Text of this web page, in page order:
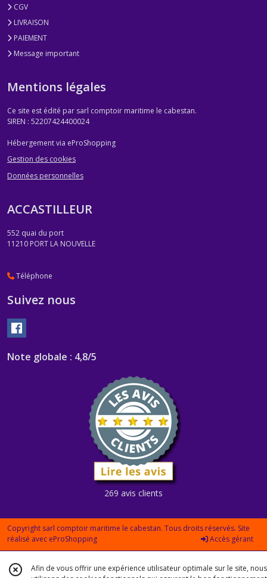
CGV
LIVRAISON
PAIEMENT
Message important
Mentions légales
Ce site est édité par sarl comptoir maritime le cabestan.
SIREN : 52207424400024
Hébergement via eProShopping
Gestion des cookies
Données personnelles
ACCASTILLEUR
552 quai du port
11210 PORT LA NOUVELLE
Téléphone
Suivez nous
Note globale : 4,8/5
269 avis clients
Copyright sarl comptoir maritime le cabestan. Tous droits réservés. Site
réalisé avec eProShopping Accès gérant
Afin de vous offrir une expérience utilisateur optimale sur le site, nous